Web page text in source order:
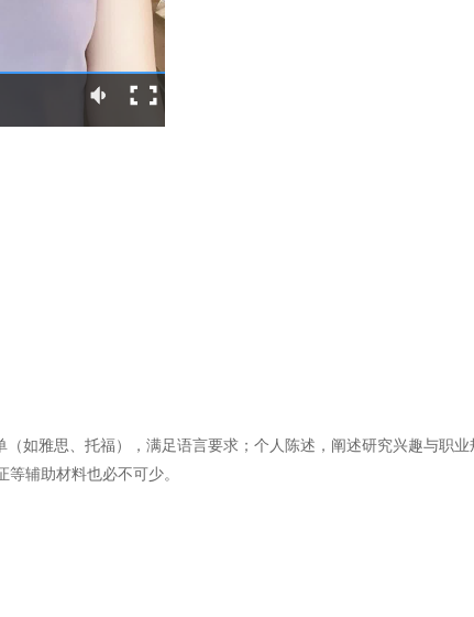
如雅思、托福），满足语言要求；个人陈述，阐述研究兴趣与职
辅助材料也必不可少。